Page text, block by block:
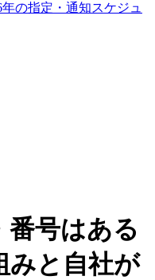
の指定・通知スケジュ
番号はある
みと自社が